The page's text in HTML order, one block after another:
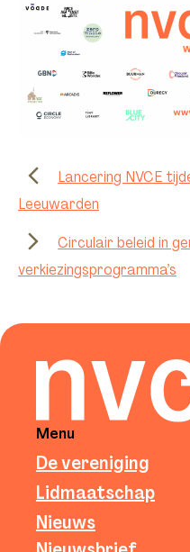
Lancering NVCE
Leeuwarden
Circulair beleid in
verkiezingsprogramma’s
Menu
De vereniging
Lidmaatschap
Nieuws